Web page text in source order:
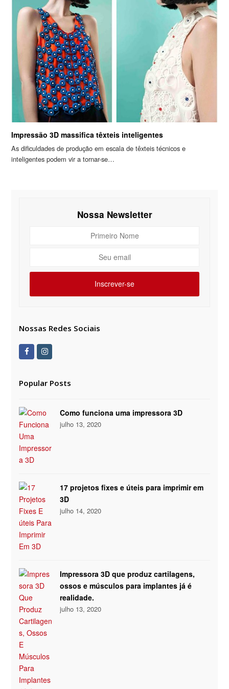
Impressão 3D massifica têxteis inteligentes
As dificuldades de produção em escala de têxteis técnicos e
inteligentes podem vir a tornar-se…
Nossa Newsletter
Inscrever-se
Nossas Redes Sociais
FacebookInstagram
Popular Posts
Como funciona uma impressora 3D
julho 13, 2020
17 projetos fixes e úteis para imprimir em
3D
julho 14, 2020
Impressora 3D que produz cartilagens,
ossos e músculos para implantes já é
realidade.
julho 13, 2020